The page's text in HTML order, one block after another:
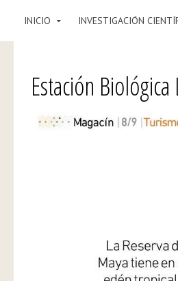
INICIO INVESTIGACIÓN
Estación